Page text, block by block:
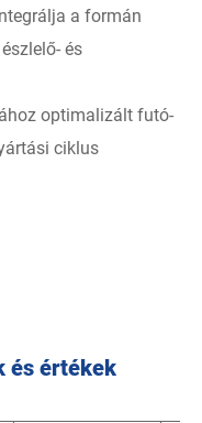
a formán
és
optimalizált futó-
ciklus
és értékek